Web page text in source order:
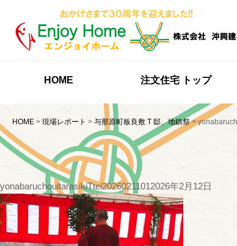
HOME 注文住宅 トップ
HOME > 現場レポート > 与那原町板良敷 T 邸、地鎮祭>
yonabaruchouitarasikiTtei20260211012026年2月12日